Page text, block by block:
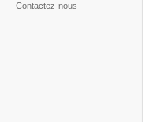
Contactez-nous